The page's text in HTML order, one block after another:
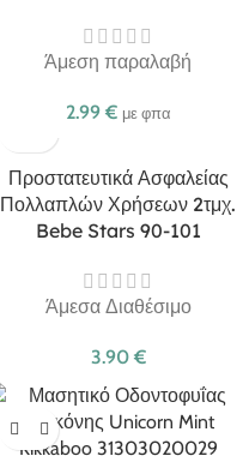
Άμεση παραλαβή
2.99 € με φπα
Προστατευτικά Ασφαλείας
Πολλαπλών Χρήσεων 2τμχ.
Bebe Stars 90-101
Άμεσα Διαθέσιμο
3.90 €